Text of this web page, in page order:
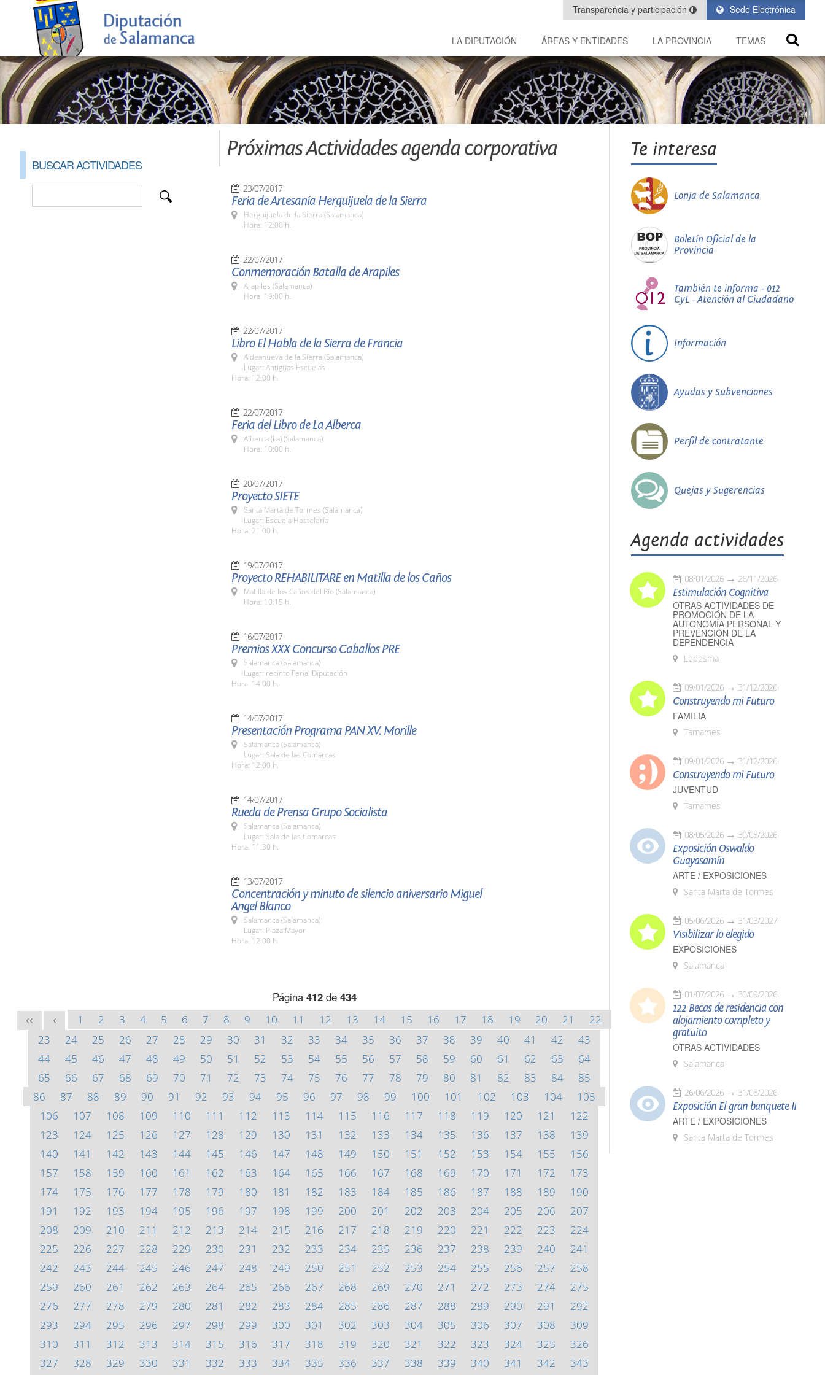
Sede Electrónica
Transparencia y participación
LA DIPUTACIÓN ÁREAS Y ENTIDADES LA PROVINCIA TEMAS
BUSCAR ACTIVIDADES
Próximas Actividades agenda corporativa
23/07/2017
Feria de Artesanía Herguijuela de la Sierra
Herguijuela de la Sierra (Salamanca)
Hora: 12:00 h.
22/07/2017
Conmemoración Batalla de Arapiles
Arapiles (Salamanca)
Hora: 19:00 h.
22/07/2017
Libro El Habla de la Sierra de Francia
Aldeanueva de la Sierra (Salamanca)
Lugar: Antiguas Escuelas
Hora: 12:00 h.
22/07/2017
Feria del Libro de La Alberca
Alberca (La) (Salamanca)
Hora: 10:00 h.
20/07/2017
Proyecto SIETE
Santa Marta de Tormes (Salamanca)
Lugar: Escuela Hostelería
Hora: 21:00 h.
19/07/2017
Proyecto REHABILITARE en Matilla de los Caños
Matilla de los Caños del Río (Salamanca)
Hora: 10:15 h.
16/07/2017
Premios XXX Concurso Caballos PRE
Salamanca (Salamanca)
Lugar: recinto Ferial Diputación
Hora: 14:00 h.
14/07/2017
Presentación Programa PAN XV. Morille
Salamanca (Salamanca)
Lugar: Sala de las Comarcas
Hora: 12:00 h.
14/07/2017
Rueda de Prensa Grupo Socialista
Salamanca (Salamanca)
Lugar: Sala de las Comarcas
Hora: 11:30 h.
13/07/2017
Concentración y minuto de silencio aniversario Miguel
Angel Blanco
Salamanca (Salamanca)
Lugar: Plaza Mayor
Hora: 12:00 h.
Página 412de 434
<< < 1 2 3 4 5 6 7 8 9 10 11 12 13 14 15 16 17 18 19 20 21
22
23
24 25 26 27 28 29 30 31 32 33 34 35 36 37 38 39 40 41 42
43
44
45 46 47 48 49 50 51 52 53 54 55 56 57 58 59 60 61 62 63
64
65
66 67 68 69 70 71 72 73 74 75 76 77 78 79 80 81 82 83 84
85
86
87 88 89 90 91 92 93 94 95 96 97 98 99 100 101 102 103 104
105
106
107 108 109 110 111 112 113 114 115 116 117 118 119 120 121
122
123
124 125 126 127 128 129 130 131 132 133 134 135 136 137 138
139
140
141 142 143 144 145 146 147 148 149 150 151 152 153 154 155
156
157
158 159 160 161 162 163 164 165 166 167 168 169 170 171 172
173
174
175 176 177 178 179 180 181 182 183 184 185 186 187 188 189
190
191
192 193 194 195 196 197 198 199 200 201 202 203 204 205 206
207
208
209 210 211 212 213 214 215 216 217 218 219 220 221 222 223
224
225
226 227 228 229 230 231 232 233 234 235 236 237 238 239 240
241
242
243 244 245 246 247 248 249 250 251 252 253 254 255 256 257
258
259
260 261 262 263 264 265 266 267 268 269 270 271 272 273 274
275
276
277 278 279 280 281 282 283 284 285 286 287 288 289 290 291
292
293
294 295 296 297 298 299 300 301 302 303 304 305 306 307 308
309
310
311 312 313 314 315 316 317 318 319 320 321 322 323 324 325
326
327
328 329 330 331 332 333 334 335 336 337 338 339 340 341 342 343
Te interesa
Lonja de Salamanca
Boletín Oficial de la
Provincia
También te informa - 012
CyL - Atención al Ciudadano
Información
Ayudas y Subvenciones
Perfil de contratante
Quejas y Sugerencias
Agenda actividades
08/01/2026 26/11/2026
Estimulación Cognitiva
OTRAS ACTIVIDADES DE
PROMOCIÓN DE LA
AUTONOMÍA PERSONAL Y
PREVENCIÓN DE LA
DEPENDENCIA
Ledesma
09/01/2026 31/12/2026
Construyendo mi Futuro
FAMILIA
Tamames
09/01/2026 31/12/2026
Construyendo mi Futuro
JUVENTUD
Tamames
08/05/2026 30/08/2026
Exposición Oswaldo
Guayasamín
ARTE / EXPOSICIONES
Santa Marta de Tormes
05/06/2026 31/03/2027
Visibilizar lo elegido
EXPOSICIONES
Salamanca
01/07/2026 30/09/2026
122 Becas de residencia con
alojamiento completo y
gratuito
OTRAS ACTIVIDADES
Salamanca
26/06/2026 31/08/2026
Exposición El gran banquete II
ARTE / EXPOSICIONES
Santa Marta de Tormes